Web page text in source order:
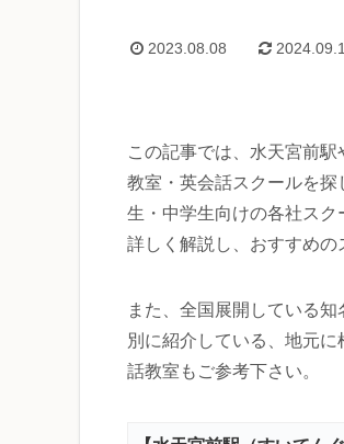
2023.08.08
この記事では、水天宮前
教室・英会話スクールを
生・中学生向けの各社ス
詳しく解説し、おすすめの
また、全国展開している
別に紹介している、地元
話教室もご参考下さい。